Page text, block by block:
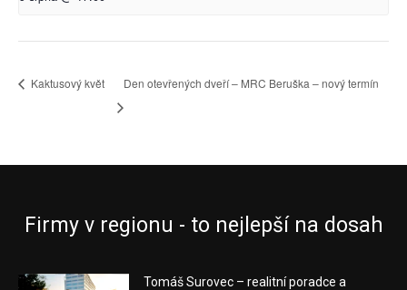
Kaktusový květ Den otevřených dveří – MRC Beruška – nový termín
Firmy v regionu - to nejlepší na dosah
Tomáš Surovec – realitní poradce a